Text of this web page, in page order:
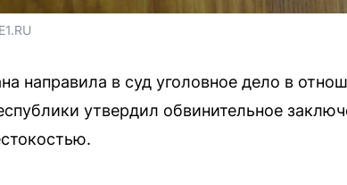
направила в суд уголовное дело в
утвердил обвинительное